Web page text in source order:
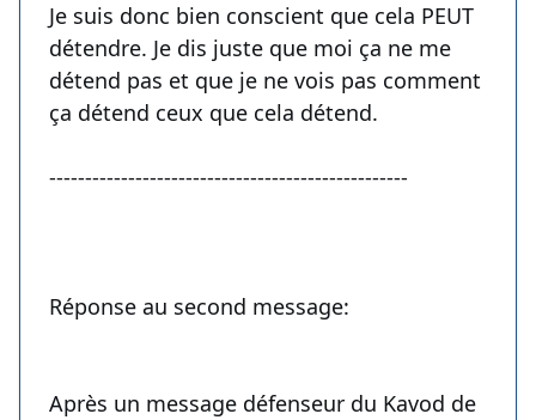
Je suis donc bien conscient que cela PEUT
détendre. Je dis juste que moi ça ne me
détend pas et que je ne vois pas comment
ça détend ceux que cela détend.
--------------------------------------------------
Réponse au second message:
Après un message défenseur du Kavod de